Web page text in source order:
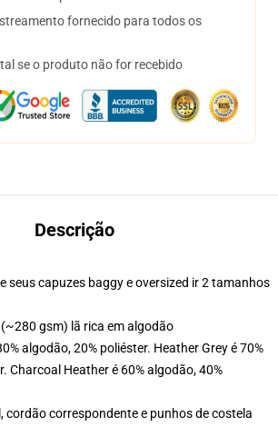
fornecido para todos os
se o produto não for recebido
Descrição
seus capuzes baggy e oversized ir 2 tamanhos
gsm) lã rica em algodão
algodão, 20% poliéster. Heather Grey é 70%
Charcoal Heather é 60% algodão, 40%
cordão correspondente e punhos de costela